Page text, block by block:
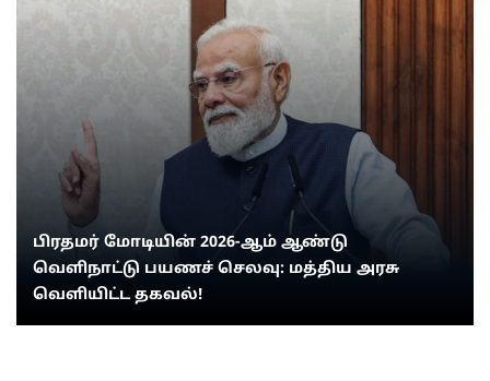
பிரதமர் மோடியின் 2026-ஆம் ஆண்டு
வெளிநாட்டு பயணச் செலவு: மத்திய அரசு
வெளியிட்ட தகவல்!